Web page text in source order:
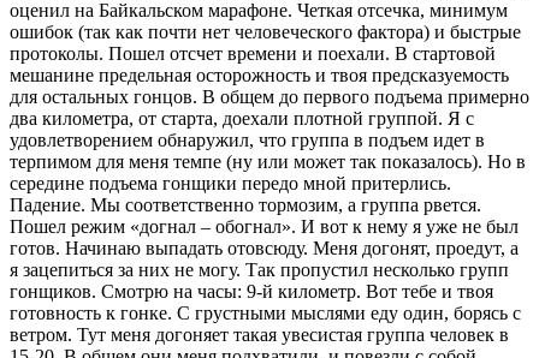
оценил на Байкальском марафоне. Четкая отсечка, минимум
ошибок (так как почти нет человеческого фактора) и быстрые
протоколы. Пошел отсчет времени и поехали. В стартовой
мешанине предельная осторожность и твоя предсказуемость
для остальных гонцов. В общем до первого подъема примерно
два километра, от старта, доехали плотной группой. Я с
удовлетворением обнаружил, что группа в подъем идет в
терпимом для меня темпе (ну или может так показалось). Но в
середине подъема гонщики передо мной притерлись.
Падение. Мы соответственно тормозим, а группа рвется.
Пошел режим «догнал – обогнал». И вот к нему я уже не был
готов. Начинаю выпадать отовсюду. Меня догонят, проедут, а
я зацепиться за них не могу. Так пропустил несколько групп
гонщиков. Смотрю на часы: 9-й километр. Вот тебе и твоя
готовность к гонке. С грустными мыслями еду один, борясь с
ветром. Тут меня догоняет такая увесистая группа человек в